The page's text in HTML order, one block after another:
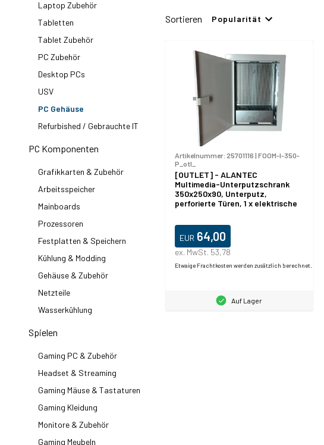
Laptop Zubehör
Tabletten
Tablet Zubehör
PC Zubehör
Desktop PCs
USV
PC Gehäuse
Refurbished / Gebrauchte IT
PC Komponenten
Grafikkarten & Zubehör
Arbeitsspeicher
Mainboards
Prozessoren
Festplatten & Speichern
Kühlung & Modding
Gehäuse & Zubehör
Netzteile
Wasserkühlung
Spielen
Gaming PC & Zubehör
Headset & Streaming
Gaming Mäuse & Tastaturen
Gaming Kleidung
Monitore & Zubehör
Gaming Meubeln
Sortieren Popularität
Artikelnummer: 25701116 | FOOM-I-350-
P_otl_
[OUTLET] - ALANTEC
Multimedia-Unterputzschrank
350x250x90, Unterputz,
perforierte Türen, 1 x elektrische
EUR 64,00
ex. MwSt. 53,78
Etwaige Frachtkosten werden zusätzlich berechnet.
Auf Lager